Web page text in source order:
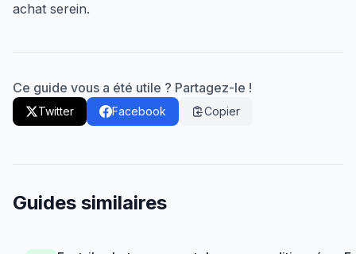
achat serein.
Ce guide vous a été utile ? Partagez-le !
Twitter Facebook Copier
Guides similaires